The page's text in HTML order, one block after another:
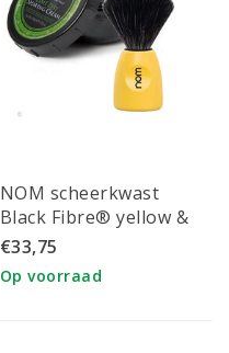
NOM scheerkwast
Black Fibre® yellow &
Taylor scheercréme
Lime
€33,75
Op voorraad